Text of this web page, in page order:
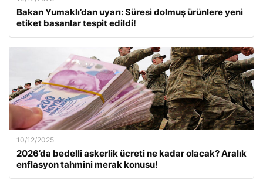
Bakan Yumaklı’dan uyarı: Süresi dolmuş ürünlere yeni
etiket basanlar tespit edildi!
10/12/2025
2026’da bedelli askerlik ücreti ne kadar olacak? Aralık
enflasyon tahmini merak konusu!